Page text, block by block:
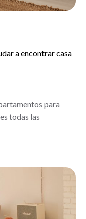
a encontrar casa
para
todas las